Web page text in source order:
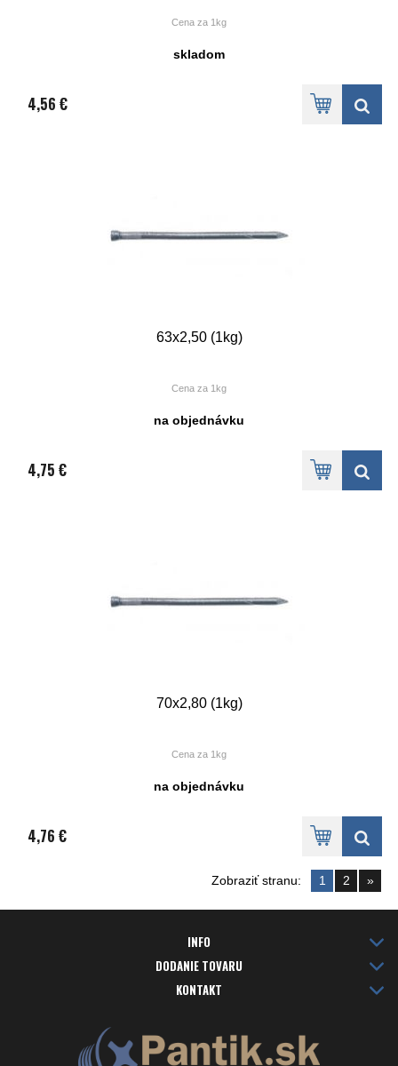
Cena za 1kg
skladom
4,56 €
63x2,50 (1kg)
Cena za 1kg
na objednávku
4,75 €
70x2,80 (1kg)
Cena za 1kg
na objednávku
4,76 €
Zobraziť stranu: 1 2 »
INFO
DODANIE TOVARU
KONTAKT